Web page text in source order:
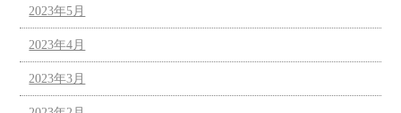
2023年5月
2023年4月
2023年3月